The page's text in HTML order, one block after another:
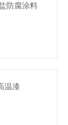
防腐涂料
温漆